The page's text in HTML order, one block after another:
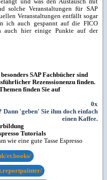
solche Veranstaltungen für SAP
Veranstaltungen entfällt sogar
ich auch gespannt auf die FICO
auch hier einige Punkte auf der
SAP Fachbücher sind
Rezenssionenzu finden.
finden Sie auf
0x
Tutorials
et.books/